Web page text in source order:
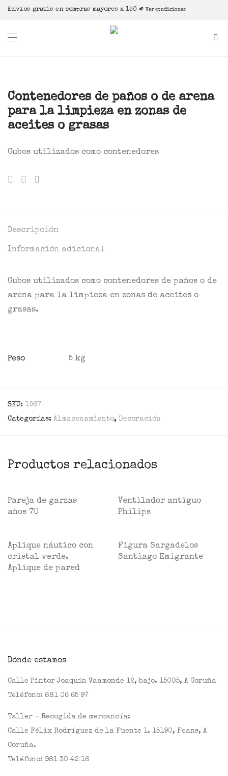
Envíos gratis en compras mayores a 150 € Ver condiciones
Contenedores de paños o de arena
para la limpieza en zonas de
aceites o grasas
Cubos utilizados como contenedores
Descripción
Información adicional
Cubos utilizados como contenedores de paños o de
arena para la limpieza en zonas de aceites o
grasas.
Peso 5 kg
SKU: 1967
Categorías: Almacenamiento, Decoración
Productos relacionados
Pareja de garzas
años 70
Ventilador antiguo
Philips
Aplique náutico con
cristal verde.
Aplique de pared
Figura Sargadelos
Santiago Emigrante
Dónde estamos
Calle Pintor Joaquín Vaamonde 12, bajo. 15005, A Coruña
Teléfono: 881 06 65 97
Taller - Recogida de mercancía:
Calle Félix Rodríguez de la Fuente 1. 15190, Feans, A
Coruña.
Teléfono: 981 30 42 16